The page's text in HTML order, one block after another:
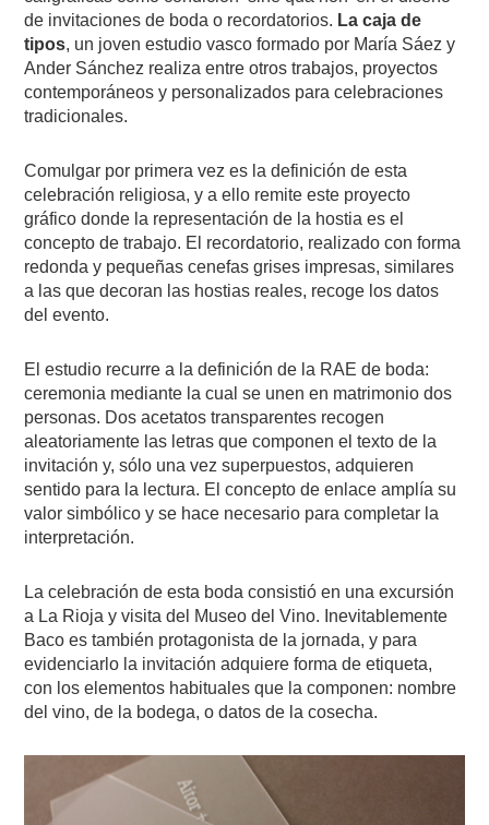
de invitaciones de boda o recordatorios. La caja de
tipos, un joven estudio vasco formado por María Sáez y
Ander Sánchez realiza entre otros trabajos, proyectos
contemporáneos y personalizados para celebraciones
tradicionales.
Comulgar por primera vez es la definición de esta
celebración religiosa, y a ello remite este proyecto
gráfico donde la representación de la hostia es el
concepto de trabajo. El recordatorio, realizado con forma
redonda y pequeñas cenefas grises impresas, similares
a las que decoran las hostias reales, recoge los datos
del evento.
El estudio recurre a la definición de la RAE de boda:
ceremonia mediante la cual se unen en matrimonio dos
personas. Dos acetatos transparentes recogen
aleatoriamente las letras que componen el texto de la
invitación y, sólo una vez superpuestos, adquieren
sentido para la lectura. El concepto de enlace amplía su
valor simbólico y se hace necesario para completar la
interpretación.
La celebración de esta boda consistió en una excursión
a La Rioja y visita del Museo del Vino. Inevitablemente
Baco es también protagonista de la jornada, y para
evidenciarlo la invitación adquiere forma de etiqueta,
con los elementos habituales que la componen: nombre
del vino, de la bodega, o datos de la cosecha.